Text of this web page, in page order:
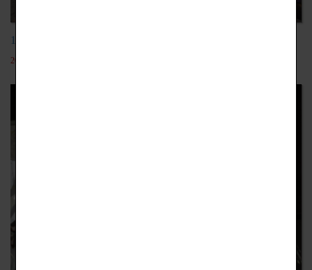
103學年-觀餐團日本教育旅行
2019-12-18